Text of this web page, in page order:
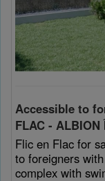
Accessible to
FLAC -
Flic en Flac for
to foreigners
complex with